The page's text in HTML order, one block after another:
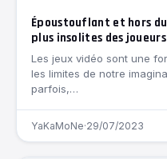
Époustouflant et hors
plus insolites des joueurs
Les jeux vidéo sont une
les limites de notre
parfois,…
YaKaMoNe·29/07/2023